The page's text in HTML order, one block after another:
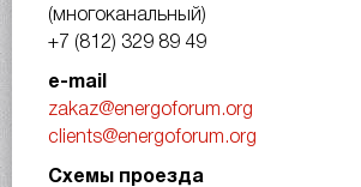
(многоканальный)
+7 (812) 329 89 49
e-mail
zakaz@energoforum.org
clients@energoforum.org
Схемы проезда